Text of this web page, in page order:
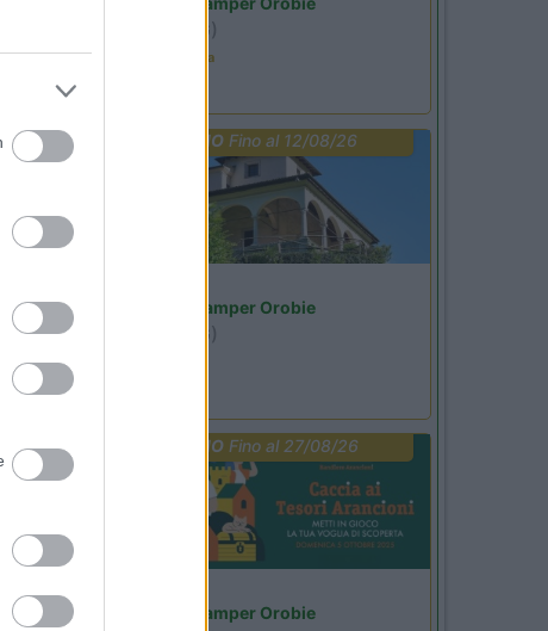
(BG)
Ardesio in scatola
PROMO Fino al 12/08/26
Area Sosta Camper Orobie
(BG)
PROMOFino al 27/08/26
Area Sosta Camper Orobie